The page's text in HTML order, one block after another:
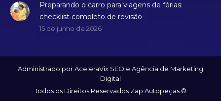
Preparando o carro para viagens de férias:
checklist completo de revisão
15 de junho de 2026
Administrado por AceleraVix SEO e Agência de Marketing
Digital
Todos os Direitos Reservados Zap Autopeças ©